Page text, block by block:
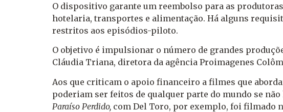
O dispositivo garante um reembolso para as
hotelaria, transportes e alimentação. Há alguns
restritos aos episódios-piloto.
O objetivo é impulsionar o número de grandes
Cláudia Triana, diretora da agência Proimagenes
Aos que criticam o apoio financeiro a filmes que
poderiam ser feitos de qualquer parte do mundo se
Paraíso Perdido, com Del Toro, por exemplo, foi filmado